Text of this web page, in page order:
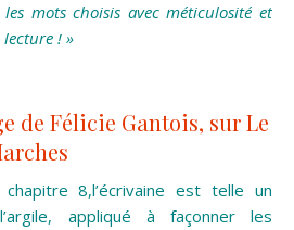
mots choisis avec méticulosité et
lecture ! »
de Félicie Gantois, sur Le
8,l’écrivaine est telle un
appliqué à façonner les